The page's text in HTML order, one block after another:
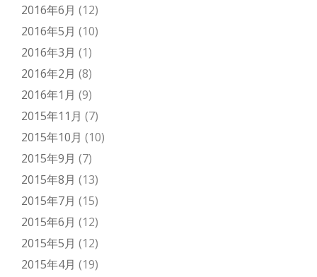
2016年6月 (12)
2016年5月 (10)
2016年3月 (1)
2016年2月 (8)
2016年1月 (9)
2015年11月 (7)
2015年10月 (10)
2015年9月 (7)
2015年8月 (13)
2015年7月 (15)
2015年6月 (12)
2015年5月 (12)
2015年4月 (19)